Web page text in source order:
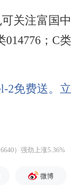
关注富国中
；C类
2免费送。立
）强劲上涨5.36%
微博